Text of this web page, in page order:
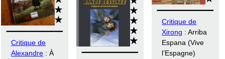
Critique de
Alexandre : À
Critique de
Xirong : Arriba
Espana (Vive
l’Espagne)